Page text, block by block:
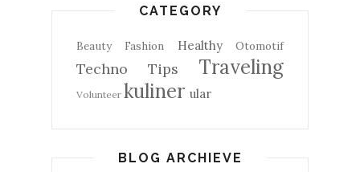
CATEGORY
Beauty Fashion Healthy Otomotif
Techno Tips Traveling
Volunteer kuliner ular
BLOG ARCHIEVE